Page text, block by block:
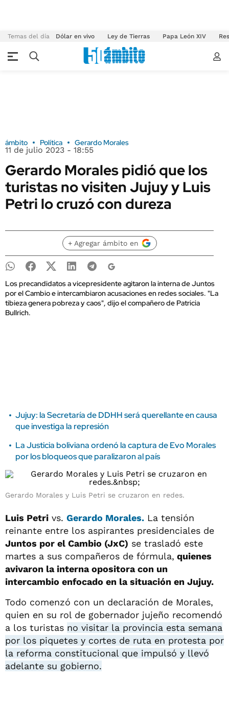
Temas del día Dólar en vivo Ley de Tierras Papa León XIV
ámbito Política Gerardo Morales
11 de julio 2023 - 18:55
Gerardo Morales pidió que los
turistas no visiten Jujuy y Luis
Petri lo cruzó con dureza
+ Agregar ámbito en
Los precandidatos a vicepresidente agitaron la interna de Juntos
por el Cambio e intercambiaron acusaciones en redes sociales. "La
tibieza genera pobreza y caos", dijo el compañero de Patricia
Bullrich.
Jujuy: la Secretaría de DDHH será querellante en causa
que investiga la represión
La Justicia boliviana ordenó la captura de Evo Morales
por los bloqueos que paralizaron al país
Gerardo Morales y Luis Petri se cruzaron en redes.
Luis Petri vs. Gerardo Morales. La tensión
reinante entre los aspirantes presidenciales de
Juntos por el Cambio (JxC) se trasladó este
martes a sus compañeros de fórmula, quienes
avivaron la interna opositora con un
intercambio enfocado en la situación en Jujuy.
Todo comenzó con un declaración de Morales,
quien en su rol de gobernador jujeño recomendó
a los turistas no visitar la provincia esta semana
por los piquetes y cortes de ruta en protesta por
la reforma constitucional que impulsó y llevó
adelante su gobierno.